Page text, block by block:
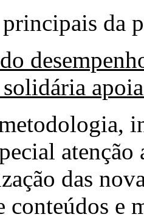
da
atenção
das
conteúdos e